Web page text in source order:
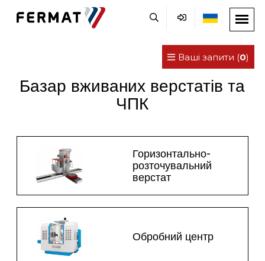
Ваші запити (0)
Базар вживаних верстатів та
ЧПК
Горизонтально-
розточувальний
верстат
Обробний центр